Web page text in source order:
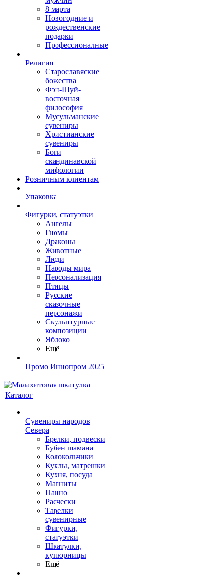
8 марта
Новогодние и
рождественские
подарки
Профессионалные
Религия
Старославяские
божества
Фэн-Шуй-
восточная
философия
Мусульманские
сувениры
Христианские
сувениры
Боги
скандинавской
мифологии
Розничным клиентам
Упаковка
Фигурки, статуэтки
Ангелы
Гномы
Драконы
Животные
Люди
Народы мира
Персонализация
Птицы
Русские
сказочные
персонажи
Скульптурные
композиции
Яблоко
Ещё
Промо Иннопром 2025
Каталог
Сувениры народов
Севера
Брелки, подвески
Бубен шамана
Колокольчики
Куклы, матрешки
Кухня, посуда
Магниты
Панно
Расчески
Тарелки
сувенирные
Фигурки,
статуэтки
Шкатулки,
купюрницы
Ещё